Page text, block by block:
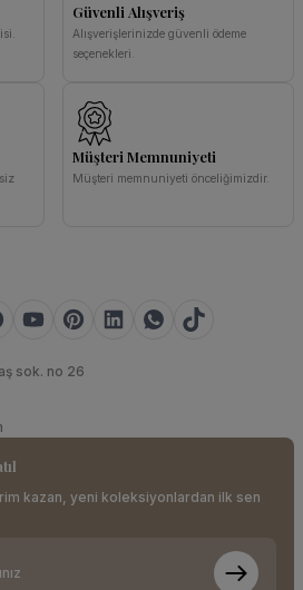
Güvenli Alışveriş
Alışverişlerinizde güvenli ödeme
seçenekleri.
Müşteri Memnuniyeti
Müşteri memnuniyeti önceliğimizdir.
sok. no 26
kazan, yeni koleksiyonlardan ilk sen